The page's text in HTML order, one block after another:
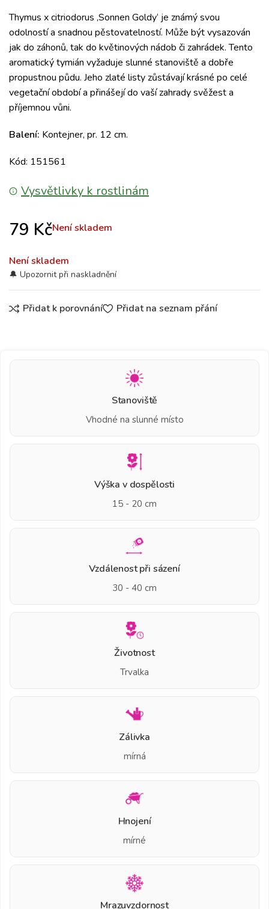
Thymus x citriodorus ‚Sonnen Goldy‘ je známý svou
odolností a snadnou pěstovatelností. Může být vysazován
jak do záhonů, tak do květinových nádob či zahrádek. Tento
aromatický tymián vyžaduje slunné stanoviště a dobře
propustnou půdu. Jeho zlaté listy zůstávají krásné po celé
vegetační období a přinášejí do vaší zahrady svěžest a
příjemnou vůni.
Balení: Kontejner, pr. 12 cm.
Kód: 151561
Vysvětlivky k rostlinám
79 KčNení skladem
Není skladem
Přidat k porovnání Přidat na seznam přání
Stanoviště
Vhodné na slunné místo
Výška v dospělosti
15 - 20 cm
Vzdálenost při sázení
30 - 40 cm
Životnost
Trvalka
Zálivka
mírná
Hnojení
mírné
Mrazuvzdornost